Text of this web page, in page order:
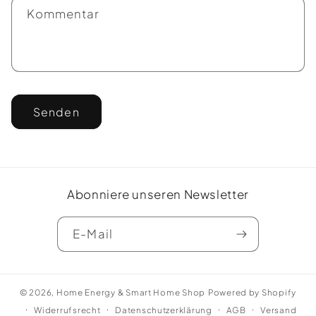
u
l
r
Kommentar
Senden
Abonniere unseren Newsletter
E-Mail
© 2026, Home Energy & Smart Home Shop Powered by Shopify
Widerrufsrecht
Datenschutzerklärung AGB Versand